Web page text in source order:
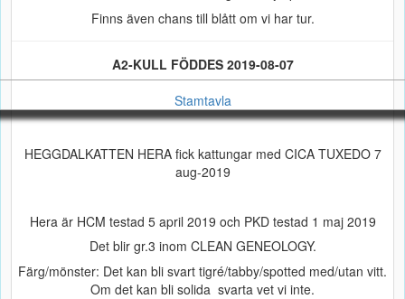
Finns även chans till blått om vi har tur.
A2-KULL FÖDDES 2019-08-07
Stamtavla
HEGGDALKATTEN HERA fick kattungar med CICA TUXEDO 7
aug-2019
Hera är HCM testad 5 april 2019 och PKD testad 1 maj 2019
Det blir gr.3 inom CLEAN GENEOLOGY.
Färg/mönster: Det kan bli svart tigré/tabby/spotted med/utan vitt.
Om det kan bli solida svarta vet vi inte.